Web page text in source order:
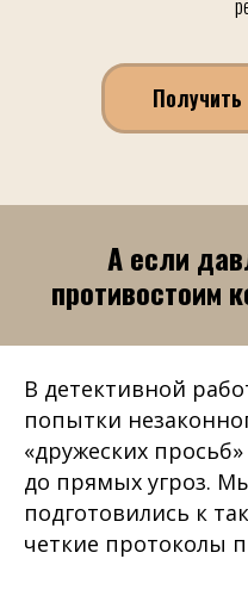
А если
противостоим
В детективной
попытки
«дружеских
до прямых угроз.
подготовились к
четкие протоколы